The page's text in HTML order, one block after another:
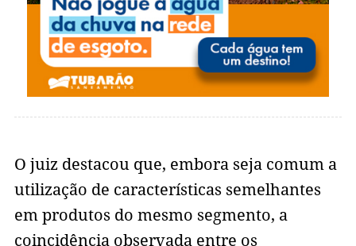
O juiz destacou que, embora seja comum a
utilização de características semelhantes
em produtos do mesmo segmento, a
coincidência observada entre os